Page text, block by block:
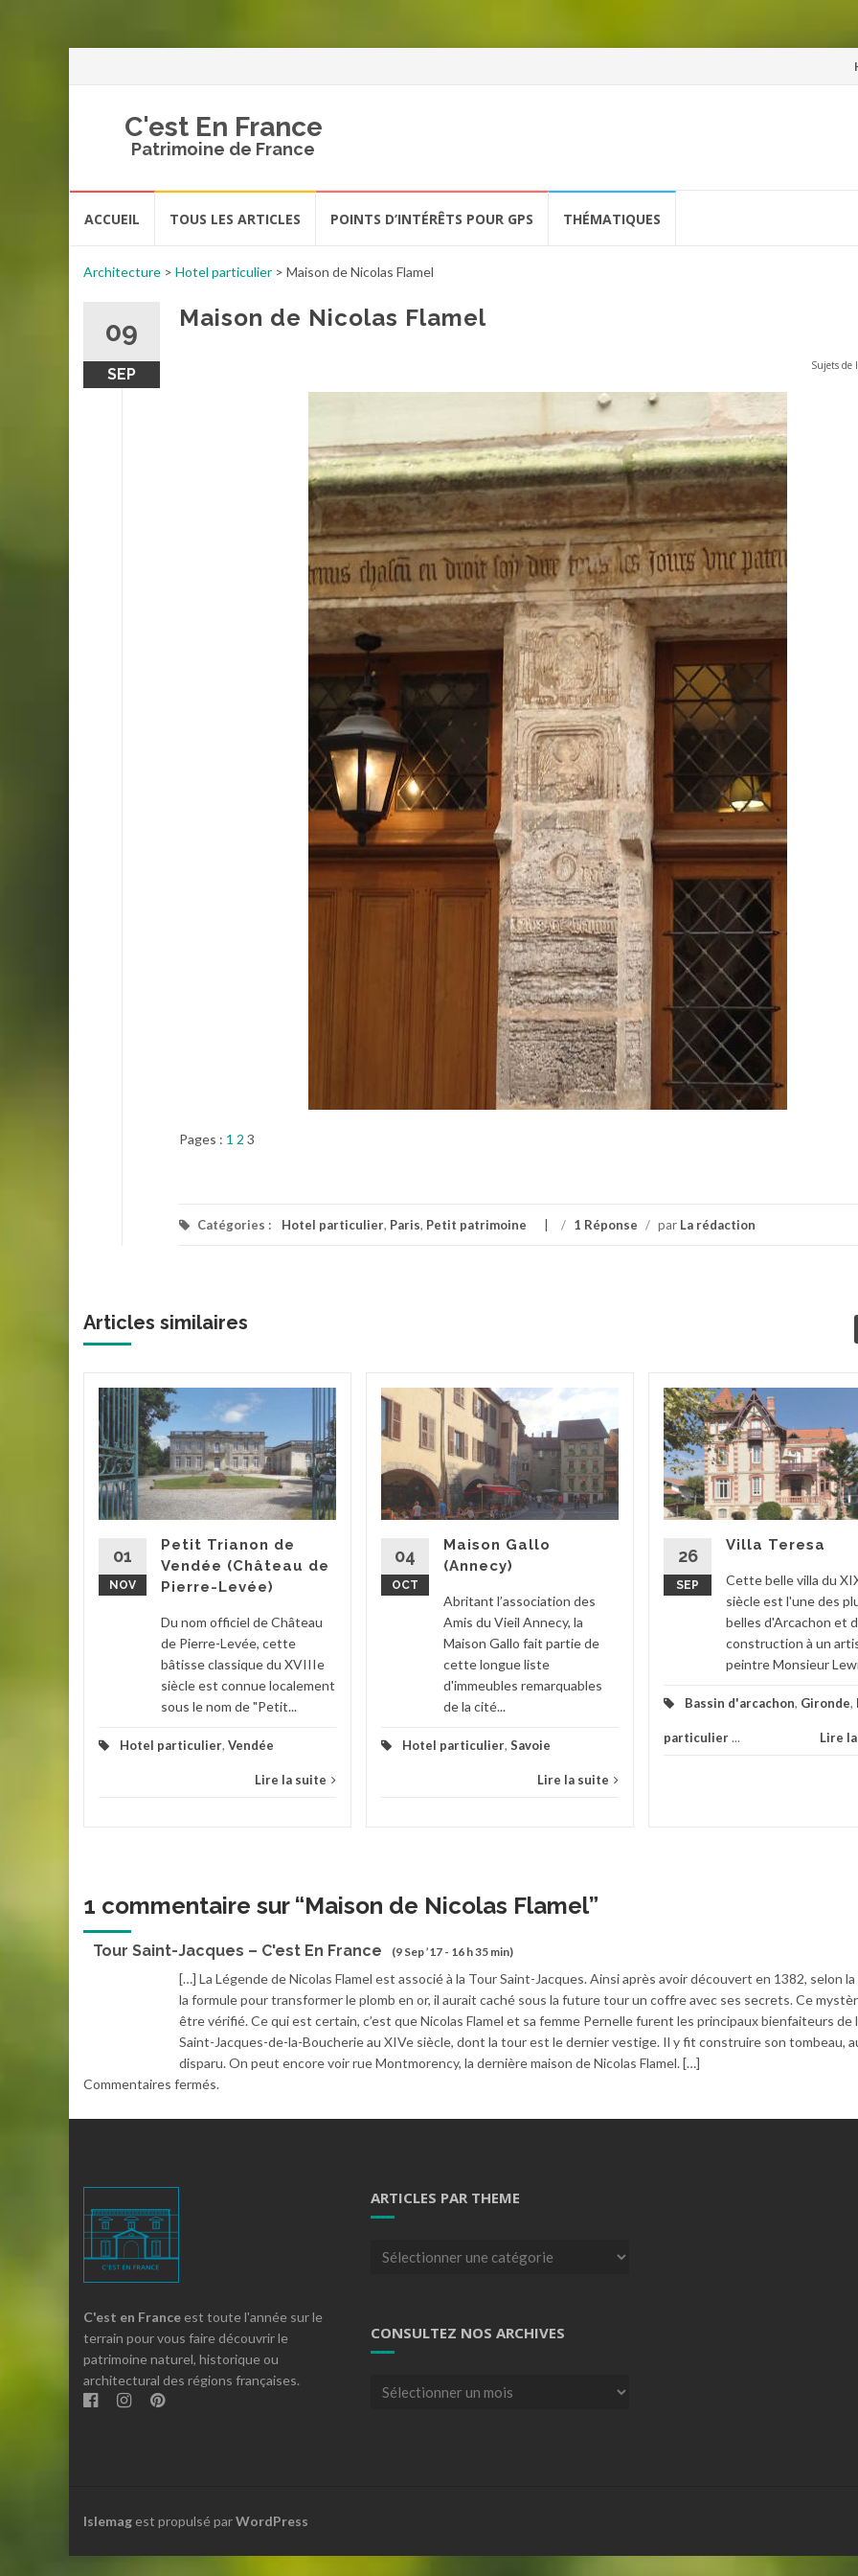
C'est En France
Patrimoine de France
ACCUEIL TOUS LES ARTICLES POINTS D’INTÉRÊTS POUR GPS THÉMATIQUES
Architecture > Hotel particulier > Maison de Nicolas Flamel
09
SEP
Maison de Nicolas Flamel
Sujets de
Pages : 1 2 3
Catégories : Hotel particulier, Paris, Petit patrimoine / 1 Réponse / par La rédaction
Articles similaires
01
NOV
Petit Trianon de
Vendée (Château de
Pierre-Levée)
Du nom officiel de Château
de Pierre-Levée, cette
bâtisse classique du XVIIIe
siècle est connue localement
sous le nom de "Petit...
Hotel particulier, Vendée
Lire la suite
04
OCT
Maison Gallo
(Annecy)
Abritant l’association des
Amis du Vieil Annecy, la
Maison Gallo fait partie de
cette longue liste
d'immeubles remarquables
de la cité...
Hotel particulier, Savoie
Lire la suite
26
SEP
Villa Teresa
Cette belle villa du
siècle est l'une des
belles d'Arcachon et
construction à un
peintre Monsieur
Bassin d'arcachon, Gironde,
particulier... Lire
1 commentaire sur “Maison de Nicolas Flamel”
Tour Saint-Jacques – C'est En France (9 Sep ’17 - 16 h 35 min)
[…] La Légende de Nicolas Flamel est associé à la Tour Saint-Jacques. Ainsi après avoir découvert en 1382, selon
la formule pour transformer le plomb en or, il aurait caché sous la future tour un coffre avec ses secrets. Ce
être vérifié. Ce qui est certain, c’est que Nicolas Flamel et sa femme Pernelle furent les principaux bienfaiteurs de
Saint-Jacques-de-la-Boucherie au XIVe siècle, dont la tour est le dernier vestige. Il y fit construire son tombeau,
disparu. On peut encore voir rue Montmorency, la dernière maison de Nicolas Flamel. […]
Commentaires fermés.
C'est en France est toute l'année sur le
terrain pour vous faire découvrir le
patrimoine naturel, historique ou
architectural des régions françaises.
ARTICLES PAR THEME
Articles
CONSULTEZ NOS ARCHIVES
Consultez
Islemag est propulsé parWordPress